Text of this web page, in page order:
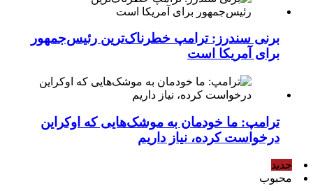
برنی سندرز: ترامپ خطرناک‌ترین رئیس‌جمهور
برای آمریکا است
ترامپ: ما خودمان به موشک‌هایی که اوکراین
درخواست کرده، نیاز داریم
جدید
محبوب